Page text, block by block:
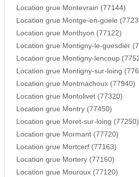
Location grue Montevrain (77144)
Location grue Montge-en-goele
Location grue Monthyon (77122)
Location grue Montigny-le-guesdier
Location grue Montigny-lencoup
Location grue Montigny-sur-loing
Location grue Montmachoux (77940)
Location grue Montolivet (77320)
Location grue Montry (77450)
Location grue Moret-sur-loing (77250)
Location grue Mormant (77720)
Location grue Mortcerf (77163)
Location grue Mortery (77160)
Location grue Mouroux (77120)